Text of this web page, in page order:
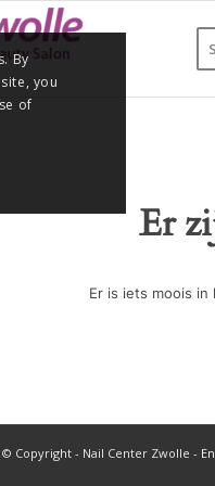
Er
Er is iets moois
© Copyright - Nail Center Zwolle -
By
you
of